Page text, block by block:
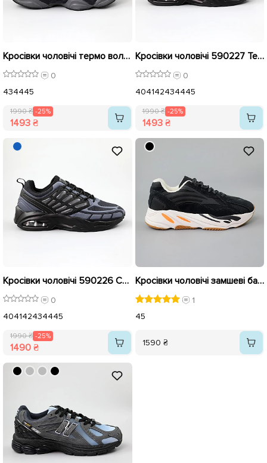
Кросівки чоловічі термо вологостійкі 590418 Сині розпродаж
0
434445
1990 ₴ -25%
1493 ₴
Кросівки чоловічі 590227 Темно-сині розпродаж
0
404142434445
1990 ₴ -25%
1493 ₴
Кросівки чоловічі 590226 Сині розпродаж
0
404142434445
1990 ₴ -25%
1490 ₴
Кросівки чоловічі замшеві байка 590411 Темно-сині
1
45
1590 ₴